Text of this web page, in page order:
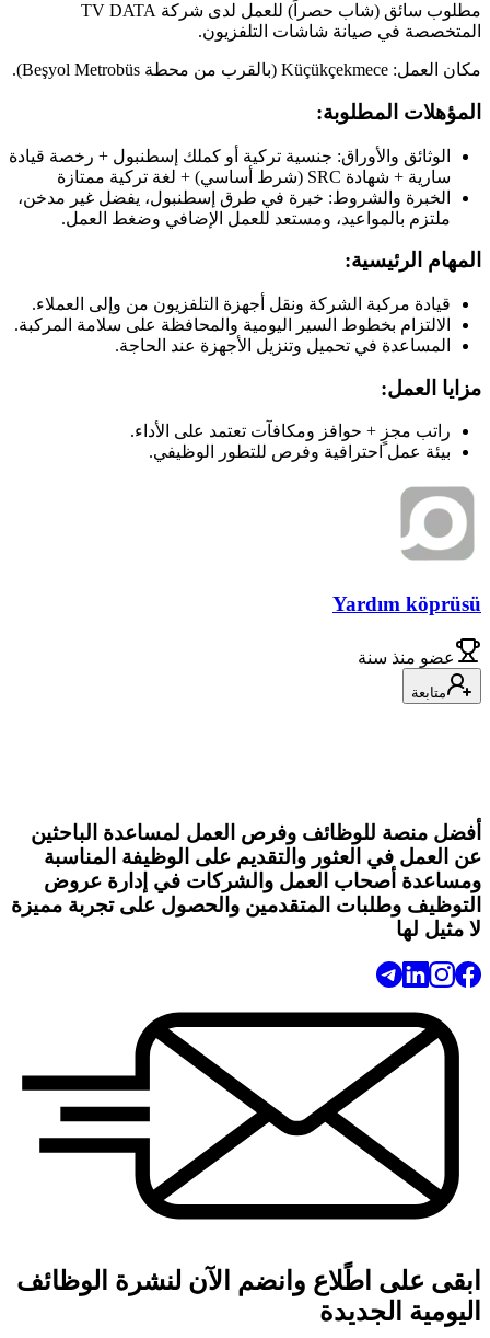
مطلوب سائق (شاب حصراً) للعمل لدى شركة TV DATA
المتخصصة في صيانة شاشات التلفزيون.
مكان العمل: Küçükçekmece (بالقرب من محطة Beşyol Metrobüs).
المؤهلات المطلوبة:
الوثائق والأوراق: جنسية تركية أو كملك إسطنبول + رخصة قيادة
سارية + شهادة SRC (شرط أساسي) + لغة تركية ممتازة
الخبرة والشروط: خبرة في طرق إسطنبول، يفضل غير مدخن،
ملتزم بالمواعيد، ومستعد للعمل الإضافي وضغط العمل.
المهام الرئيسية:
قيادة مركبة الشركة ونقل أجهزة التلفزيون من وإلى العملاء.
الالتزام بخطوط السير اليومية والمحافظة على سلامة المركبة.
المساعدة في تحميل وتنزيل الأجهزة عند الحاجة.
مزايا العمل:
راتب مجزٍ + حوافز ومكافآت تعتمد على الأداء.
بيئة عمل احترافية وفرص للتطور الوظيفي.
Yardım köprüsü
عضو منذ سنة
متابعة
أفضل منصة للوظائف وفرص العمل لمساعدة الباحثين
عن العمل في العثور والتقديم على الوظيفة المناسبة
ومساعدة أصحاب العمل والشركات في إدارة عروض
التوظيف وطلبات المتقدمين والحصول على تجربة مميزة
لا مثيل لها
ابقى على اطًلاع وانضم الآن لنشرة الوظائف
اليومية الجديدة